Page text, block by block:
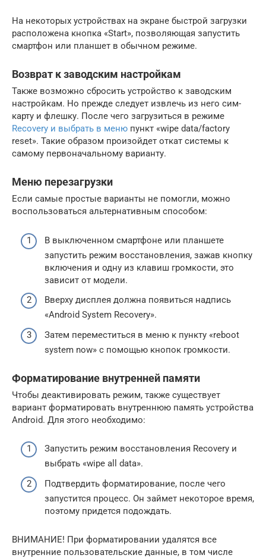
На некоторых устройствах на экране быстрой загрузки
расположена кнопка «Start», позволяющая запустить
смартфон или планшет в обычном режиме.
Возврат к заводским настройкам
Также возможно сбросить устройство к заводским
настройкам. Но прежде следует извлечь из него сим-
карту и флешку. После чего загрузиться в режиме
Recovery и выбрать в меню пункт «wipe data/factory
reset». Такие образом произойдет откат системы к
самому первоначальному варианту.
Меню перезагрузки
Если самые простые варианты не помогли, можно
воспользоваться альтернативным способом:
В выключенном смартфоне или планшете
запустить режим восстановления, зажав кнопку
включения и одну из клавиш громкости, это
зависит от модели.
Вверху дисплея должна появиться надпись
«Android System Recovery».
Затем переместиться в меню к пункту «reboot
system now» с помощью кнопок громкости.
Форматирование внутренней памяти
Чтобы деактивировать режим, также существует
вариант форматировать внутреннюю память устройства
Android. Для этого необходимо:
Запустить режим восстановления Recovery и
выбрать «wipe all data».
Подтвердить форматирование, после чего
запустится процесс. Он займет некоторое время,
поэтому придется подождать.
ВНИМАНИЕ! При форматировании удалятся все
внутренние пользовательские данные, в том числе